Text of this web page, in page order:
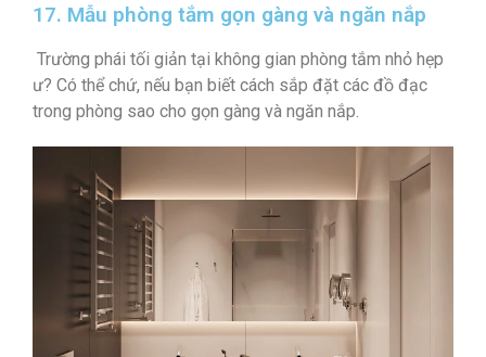
17. Mẫu phòng tắm gọn gàng và ngăn nắp
Trường phái tối giản tại không gian phòng tắm nhỏ hẹp
ư? Có thể chứ, nếu bạn biết cách sắp đặt các đồ đạc
trong phòng sao cho gọn gàng và ngăn nắp.